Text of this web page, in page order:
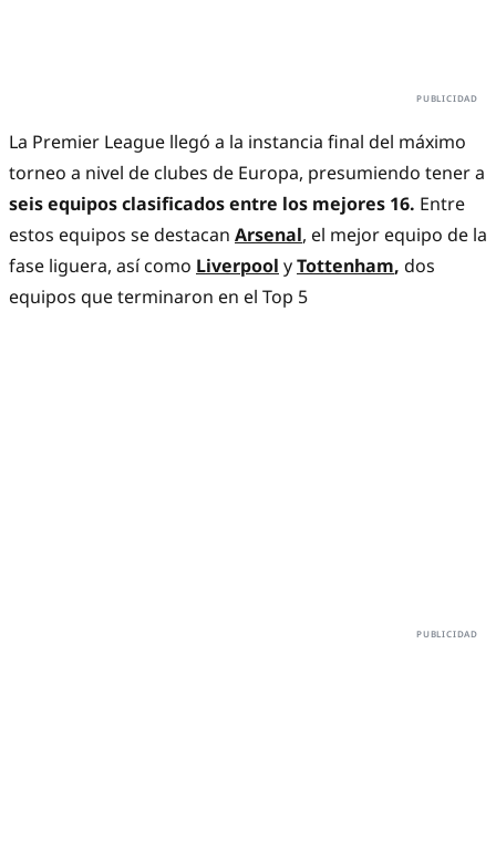
La Premier League llegó a la instancia final del máximo
torneo a nivel de clubes de Europa, presumiendo tener a
seis equipos clasificados entre los mejores 16. Entre
estos equipos se destacan Arsenal, el mejor equipo de la
fase liguera, así como Liverpool yTottenham, dos
equipos que terminaron en el Top 5